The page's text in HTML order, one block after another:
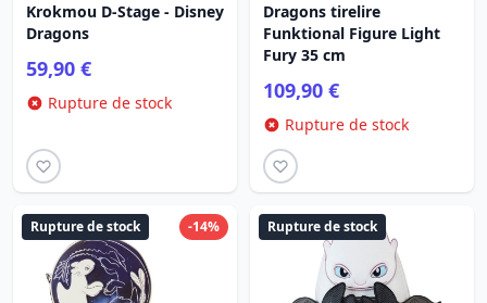
Krokmou D-Stage - Disney
Dragons
59,90 €
Rupture de stock
Dragons tirelire
Funktional Figure Light
Fury 35 cm
109,90 €
Rupture de stock
-14%
Rupture de stock Rupture de stock